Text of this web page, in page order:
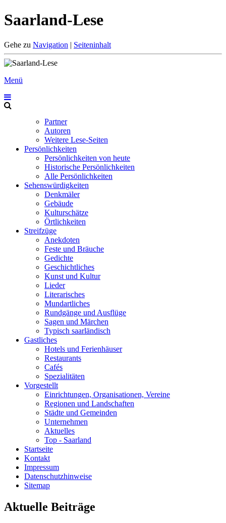
Saarland-Lese
Gehe zu Navigation | Seiteninhalt
Menü
Partner
Autoren
Weitere Lese-Seiten
Persönlichkeiten
Persönlichkeiten von heute
Historische Persönlichkeiten
Alle Persönlichkeiten
Sehenswürdigkeiten
Denkmäler
Gebäude
Kulturschätze
Örtlichkeiten
Streifzüge
Anekdoten
Feste und Bräuche
Gedichte
Geschichtliches
Kunst und Kultur
Lieder
Literarisches
Mundartliches
Rundgänge und Ausflüge
Sagen und Märchen
Typisch saarländisch
Gastliches
Hotels und Ferienhäuser
Restaurants
Cafés
Spezialitäten
Vorgestellt
Einrichtungen, Organisationen, Vereine
Regionen und Landschaften
Städte und Gemeinden
Unternehmen
Aktuelles
Top - Saarland
Startseite
Kontakt
Impressum
Datenschutzhinweise
Sitemap
Aktuelle Beiträge